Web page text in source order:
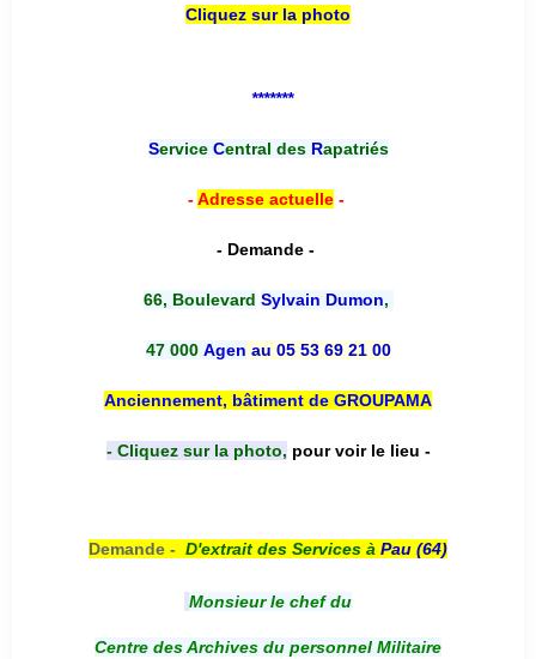
Cliquez sur la photo
*******
Service Central desRapatriés
-Adresse actuelle-
- Demande -
66, Boulevard Sylvain Dumon,
47 000 Agen au 05 53 69 21 00
Anciennement, bâtiment de GROUPAMA
- Cliquez sur la photo, pour voir le lieu -
Demande - D'extrait des Services à Pau (64)
Monsieur le chef du
Centre des Archives du personnel Militaire